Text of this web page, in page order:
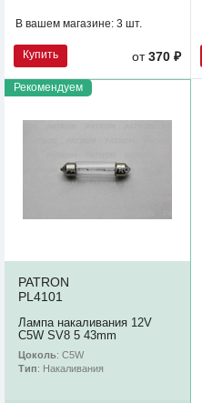
В вашем магазине: 3 шт.
Купить от370 ₽
Рекомендуем
PATRON
PL4101
Лампа накаливания 12V
C5W SV8 5 43mm
Цоколь: C5W
Тип: Накаливания